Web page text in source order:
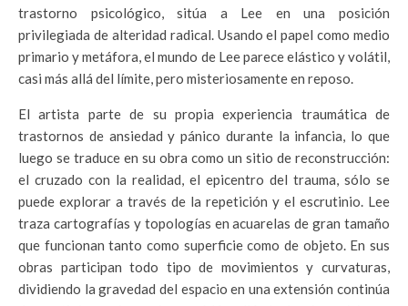
trastorno psicológico, sitúa a Lee en una posición
privilegiada de alteridad radical. Usando el papel como medio
primario y metáfora, el mundo de Lee parece elástico y volátil,
casi más allá del límite, pero misteriosamente en reposo.
El artista parte de su propia experiencia traumática de
trastornos de ansiedad y pánico durante la infancia, lo que
luego se traduce en su obra como un sitio de reconstrucción:
el cruzado con la realidad, el epicentro del trauma, sólo se
puede explorar a través de la repetición y el escrutinio. Lee
traza cartografías y topologías en acuarelas de gran tamaño
que funcionan tanto como superficie como de objeto. En sus
obras participan todo tipo de movimientos y curvaturas,
dividiendo la gravedad del espacio en una extensión continúa